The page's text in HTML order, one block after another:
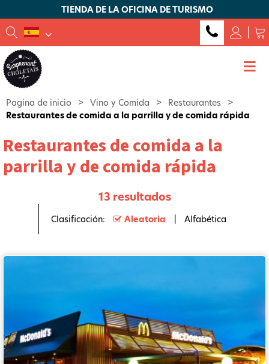
TIENDA DE LA OFICINA DE TURISMO
Pagina de inicio > Vino y Comida > Restaurantes
>
Restaurantes de comida a la parrilla y de comida rápida
Restaurantes de comida a la
parrilla y de comida rápida
13 resultados
Clasificación: Aleatoria Alfabética